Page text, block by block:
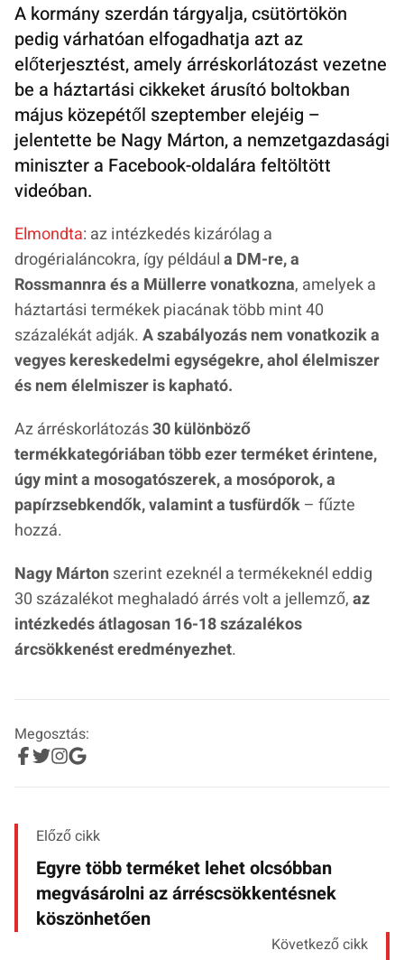
A kormány szerdán tárgyalja, csütörtökön
pedig várhatóan elfogadhatja azt az
előterjesztést, amely árréskorlátozást vezetne
be a háztartási cikkeket árusító boltokban
május közepétől szeptember elejéig –
jelentette be Nagy Márton, a nemzetgazdasági
miniszter a Facebook-oldalára feltöltött
videóban.
Elmondta: az intézkedés kizárólag a
drogérialáncokra, így példáula DM-re, a
Rossmannra és a Müllerre vonatkozna, amelyek a
háztartási termékek piacának több mint 40
százalékát adják.A szabályozás nem vonatkozik a
vegyes kereskedelmi egységekre, ahol élelmiszer
és nem élelmiszer is kapható.
Az árréskorlátozás30 különböző
termékkategóriában több ezer terméket érintene,
úgy mint a mosogatószerek, a mosóporok, a
papírzsebkendők, valamint a tusfürdők– fűzte
hozzá.
Nagy Mártonszerint ezeknél a termékeknél eddig
30 százalékot meghaladó árrés volt a jellemző,az
intézkedés átlagosan 16-18 százalékos
árcsökkenést eredményezhet.
Megosztás:
Előző cikk
Egyre több terméket lehet olcsóbban
megvásárolni az árréscsökkentésnek
köszönhetően
Következő cikk